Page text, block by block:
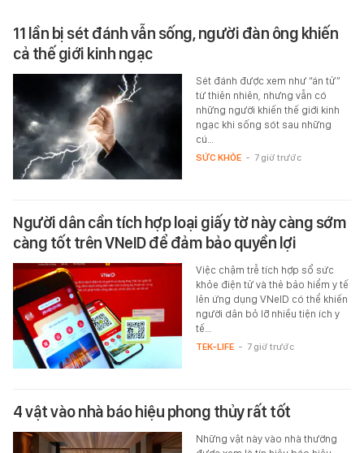
11 lần bị sét đánh vẫn sống, người đàn ông khiến
cả thế giới kinh ngạc
Sét đánh được xem như “án tử”
từ thiên nhiên, nhưng vẫn có
những người khiến thế giới kinh
ngạc khi sống sót sau những
cú…
SỨC KHỎE - 7 giờ trước
Người dân cần tích hợp loại giấy tờ này càng sớm
càng tốt trên VNeID để đảm bảo quyền lợi
Việc chậm trễ tích hợp sổ sức
khỏe điện tử và thẻ bảo hiểm y tế
lên ứng dụng VNeID có thể khiến
người dân bỏ lỡ nhiều tiện ích y
tế…
TEK-LIFE - 7 giờ trước
4 vật vào nhà báo hiệu phong thủy rất tốt
Những vật này vào nhà thường